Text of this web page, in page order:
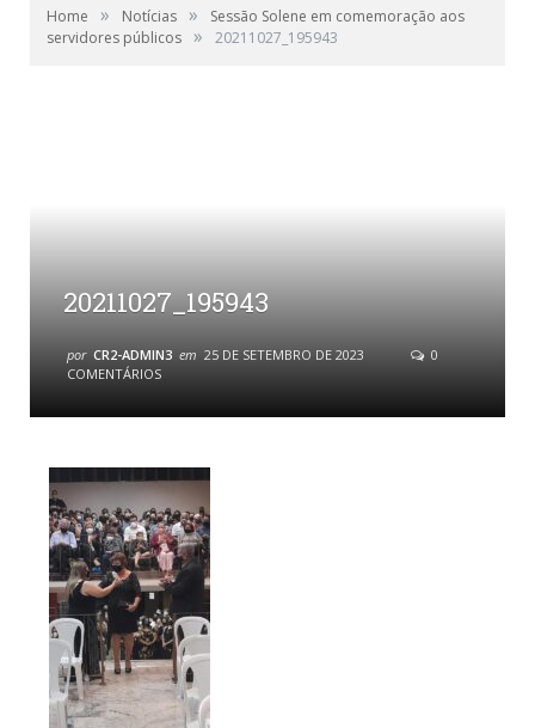
Home » Notícias »
Sessão Solene em comemoração aos
servidores públicos » 20211027_195943
20211027_195943
por CR2-ADMIN3 em 25 DE SETEMBRO DE 2023
0
COMENTÁRIOS